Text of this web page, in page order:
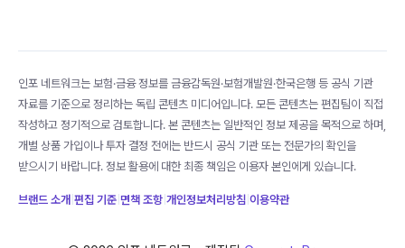
인포 네트워크는 보험·금융 정보를 금융감독원·보험개발원·한국은행 등 공식 기관
자료를 기준으로 정리하는 독립 콘텐츠 미디어입니다. 모든 콘텐츠는 편집팀이 직접
작성하고 정기적으로 검토합니다. 본 콘텐츠는 일반적인 정보 제공을 목적으로 하며,
개별 상품 가입이나 투자 결정 전에는 반드시 공식 기관 또는 전문가의 확인을
받으시기 바랍니다. 정보 활용에 대한 최종 책임은 이용자 본인에게 있습니다.
브랜드 소개 편집 기준 면책 조항 개인정보처리방침 이용약관